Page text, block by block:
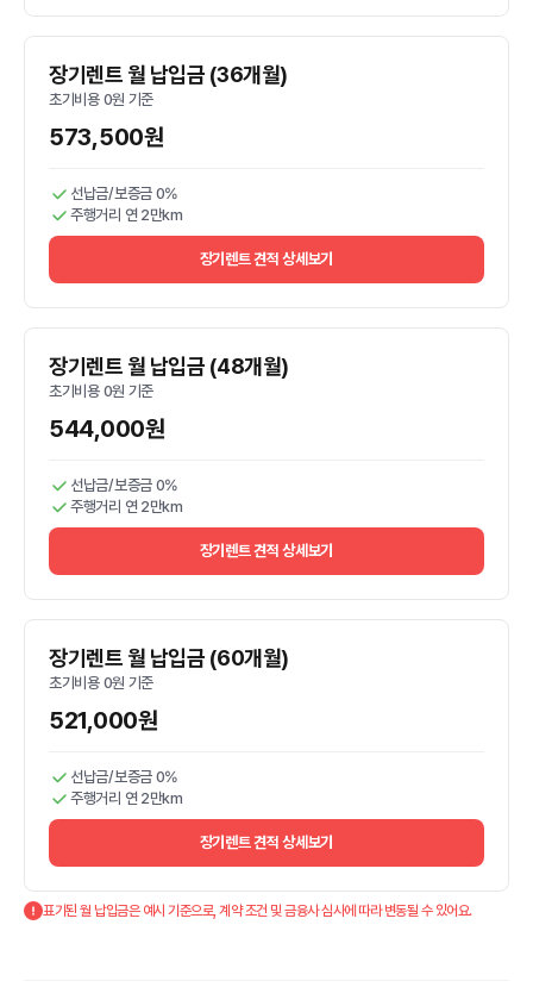
장기렌트 월 납입금 (36개월)
초기비용 0원 기준
573,500원
선납금/보증금 0%
주행거리 연 2만km
장기렌트 견적 상세보기
장기렌트 월 납입금 (48개월)
초기비용 0원 기준
544,000원
선납금/보증금 0%
주행거리 연 2만km
장기렌트 견적 상세보기
장기렌트 월 납입금 (60개월)
초기비용 0원 기준
521,000원
선납금/보증금 0%
주행거리 연 2만km
장기렌트 견적 상세보기
표기된 월 납입금은 예시 기준으로, 계약 조건 및 금융사 심사에 따라 변동될 수 있어요.